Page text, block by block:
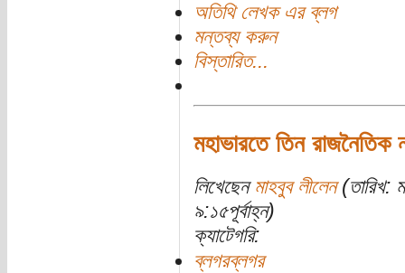
অতিথি লেখক এর ব্লগ
মন্তব্য করুন
বিস্তারিত...
মহাভারতে তিন
লিখেছেন মাহবুব লীলেন(তারিখ:
৯:১৫পূর্বাহ্ন)
ক্যাটেগরি:
ব্লগরব্লগর